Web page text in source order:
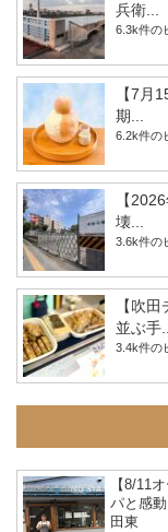
兵衛...
6.3k件の
【7月
期...
6.2k件の
【
壊...
3.6k件の
【吹
並ぶ手
3.4k件の
【8/11
パと感
田東